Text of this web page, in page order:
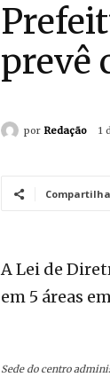
prevê
por Redação 1
A Lei de
em 5 áreas
Sede do centro